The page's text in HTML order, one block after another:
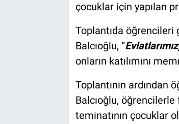
çocuklar için yapılan
Toplantıda
Balcıoğlu, “
onların katılımını
Toplantının ardından
Balcıoğlu,
teminatının çocuklar